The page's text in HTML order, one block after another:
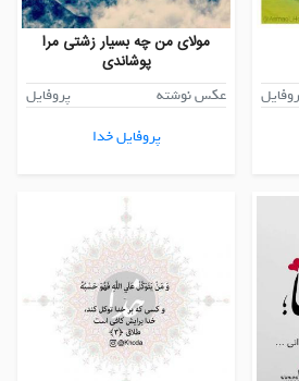
مولای من چه بسیار زشتی مرا
پوشاندی
عکس نوشته
پروفایل
پروفایل خدا